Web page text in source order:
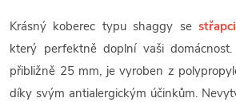
Krásný koberec typu shaggy sestřapci
který perfektně doplní vaši
přibližně 25 mm, je vyroben z
díky svým antialergickým účinkům.